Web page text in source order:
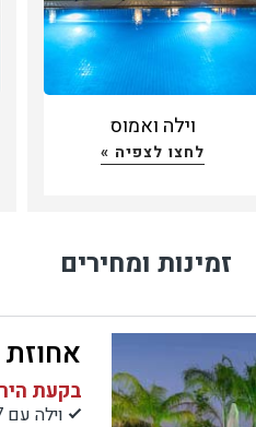
וילה ואמוס
לחצו לצפיה »
זמינות ומחירים
אחוזת
בקעת
וילה עם 7 חדרי שינה